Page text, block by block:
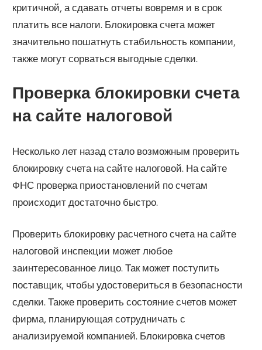
критичной, а сдавать отчеты вовремя и в срок
платить все налоги. Блокировка счета может
значительно пошатнуть стабильность компании,
также могут сорваться выгодные сделки.
Проверка блокировки счета
на сайте налоговой
Несколько лет назад стало возможным проверить
блокировку счета на сайте налоговой. На сайте
ФНС проверка приостановлений по счетам
происходит достаточно быстро.
Проверить блокировку расчетного счета на сайте
налоговой инспекции может любое
заинтересованное лицо. Так может поступить
поставщик, чтобы удостовериться в безопасности
сделки. Также проверить состояние счетов может
фирма, планирующая сотрудничать с
анализируемой компанией. Блокировка счетов